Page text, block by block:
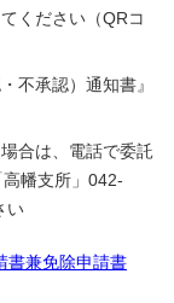
ください（QRコ
不承認）通知書』
合は、電話で委託
幡支所」042-
い
書兼免除申請書